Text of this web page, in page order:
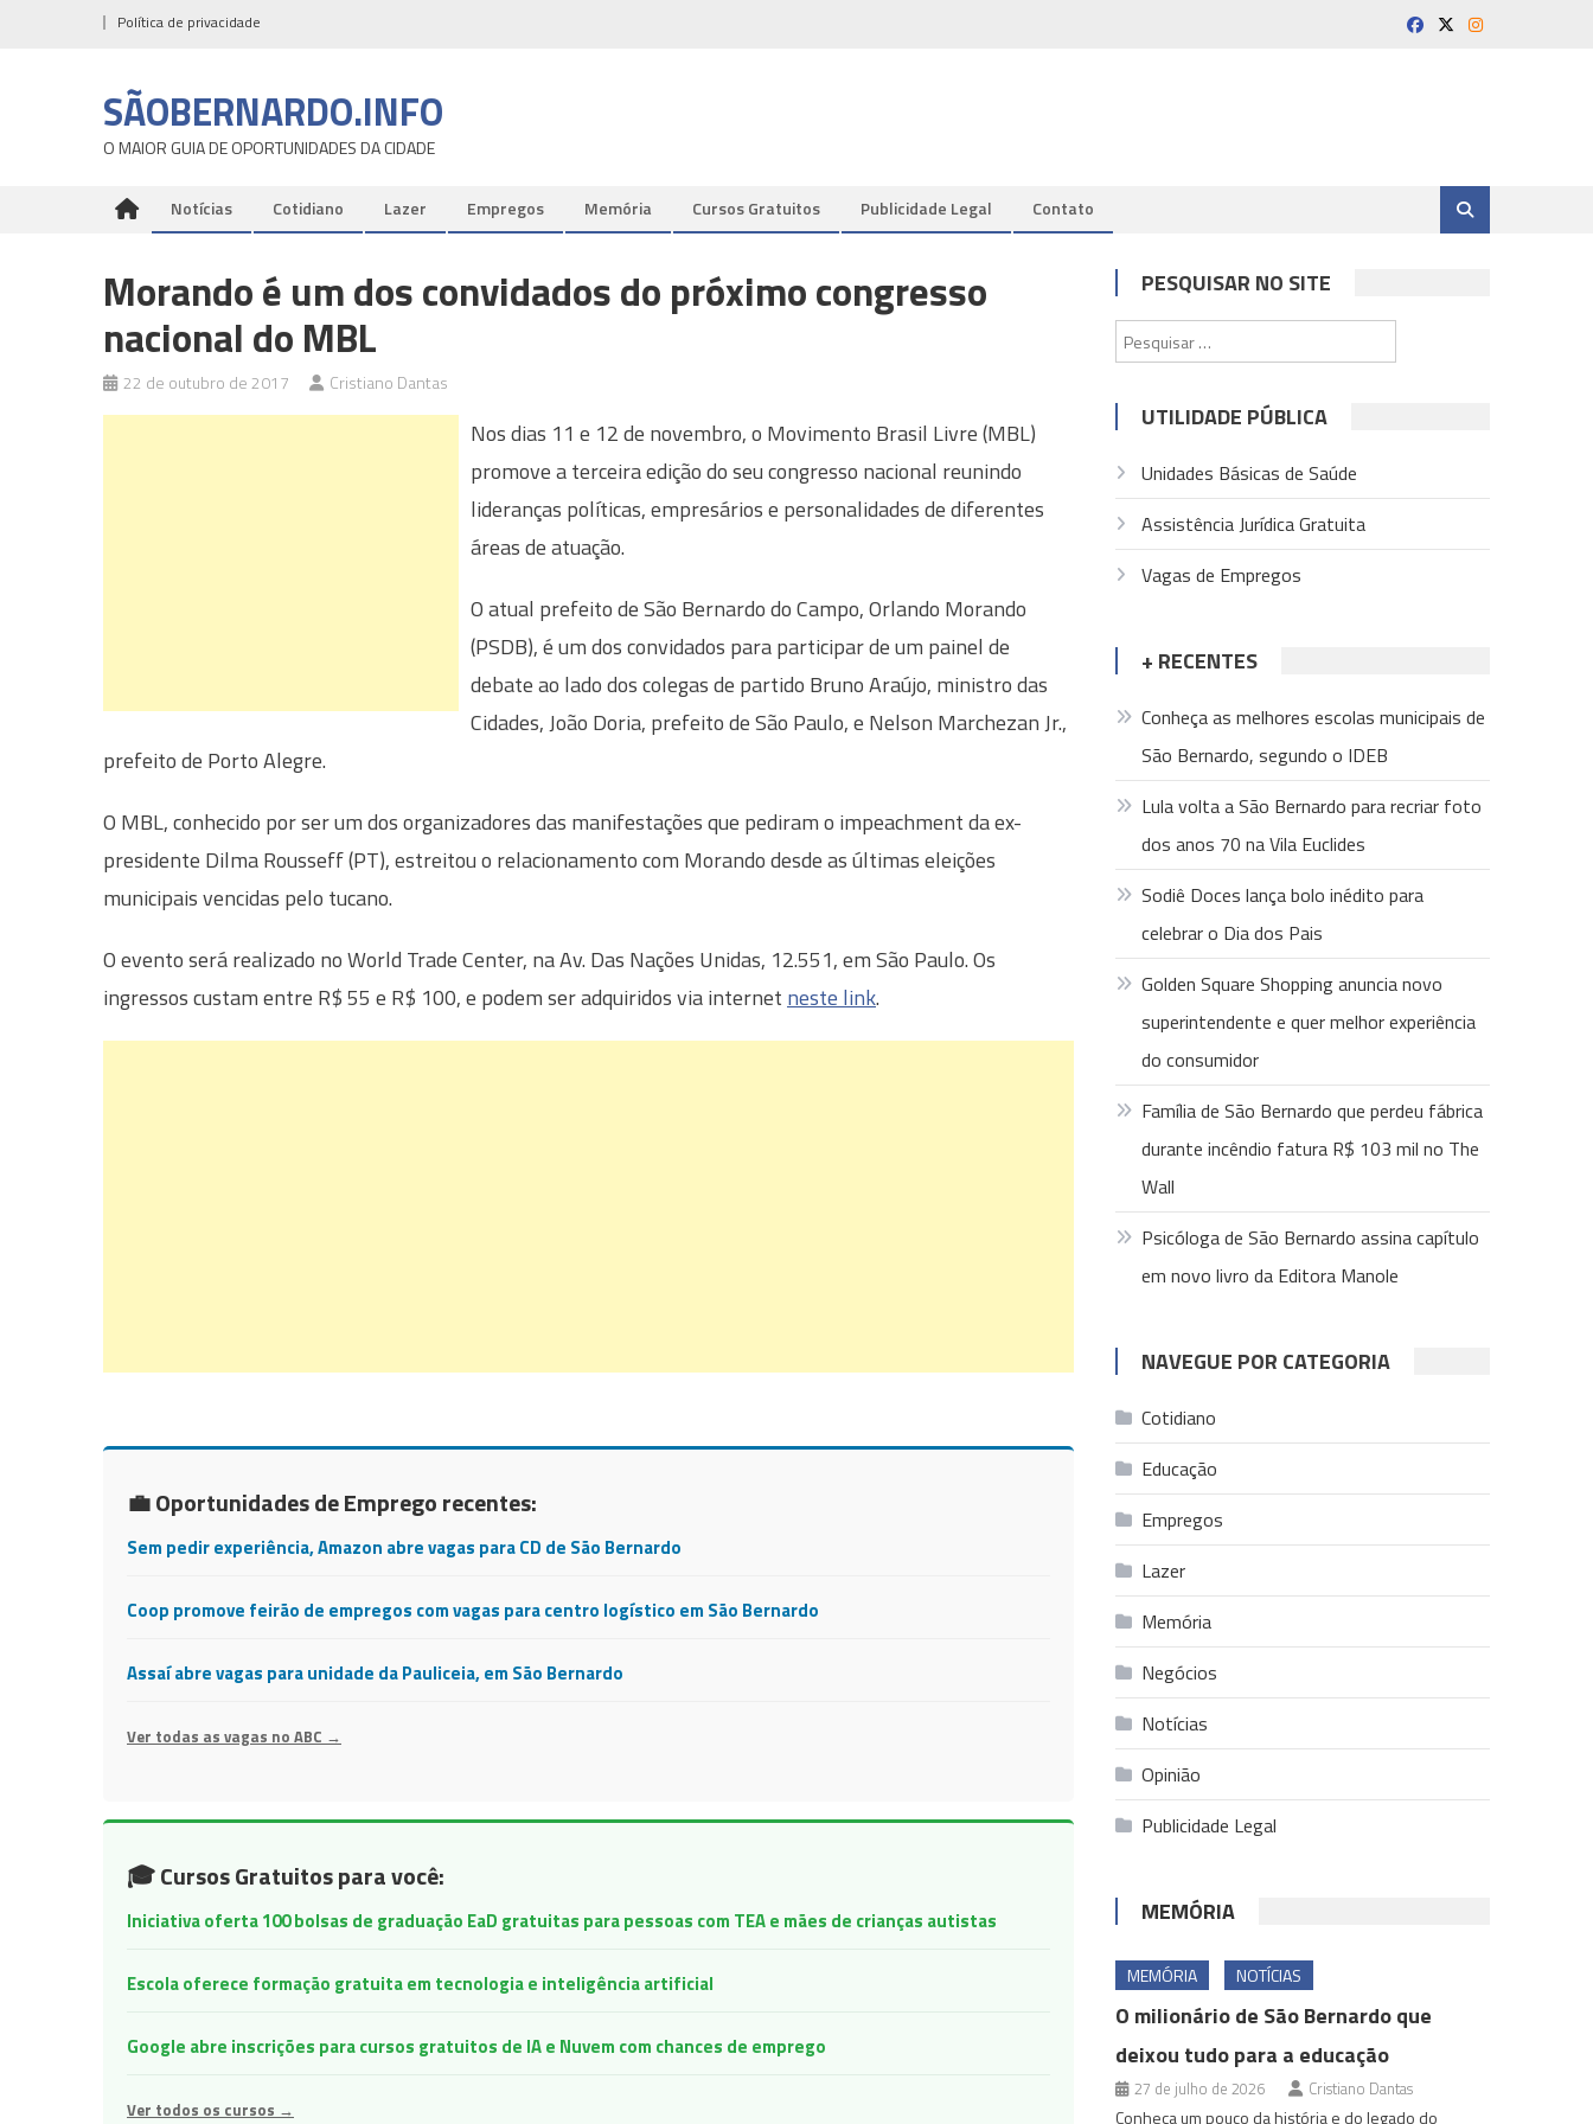
Política de privacidade
SÃOBERNARDO.INFO
O MAIOR GUIA DE OPORTUNIDADES DA CIDADE
Notícias Cotidiano Lazer Empregos Memória Cursos Gratuitos Publicidade Legal Contato
Morando é um dos convidados do próximo congresso
nacional do MBL
22 de outubro de 2017 Cristiano Dantas
Nos dias 11 e 12 de novembro, o Movimento Brasil Livre (MBL)
promove a terceira edição do seu congresso nacional reunindo
lideranças políticas, empresários e personalidades de diferentes
áreas de atuação.
O atual prefeito de São Bernardo do Campo, Orlando Morando
(PSDB), é um dos convidados para participar de um painel de
debate ao lado dos colegas de partido Bruno Araújo, ministro das
Cidades, João Doria, prefeito de São Paulo, e Nelson Marchezan Jr.,
prefeito de Porto Alegre.
O MBL, conhecido por ser um dos organizadores das manifestações que pediram o impeachment da ex-
presidente Dilma Rousseff (PT), estreitou o relacionamento com Morando desde as últimas eleições
municipais vencidas pelo tucano.
O evento será realizado no World Trade Center, na Av. Das Nações Unidas, 12.551, em São Paulo. Os
ingressos custam entre R$ 55 e R$ 100, e podem ser adquiridos via internet neste link.
💼 Oportunidades de Emprego recentes:
Sem pedir experiência, Amazon abre vagas para CD de São Bernardo
Coop promove feirão de empregos com vagas para centro logístico em São Bernardo
Assaí abre vagas para unidade da Pauliceia, em São Bernardo
Ver todas as vagas no ABC →
🎓 Cursos Gratuitos para você:
Iniciativa oferta 100 bolsas de graduação EaD gratuitas para pessoas com TEA e mães de crianças autistas
Escola oferece formação gratuita em tecnologia e inteligência artificial
Google abre inscrições para cursos gratuitos de IA e Nuvem com chances de emprego
Ver todos os cursos →
PESQUISAR NO SITE
por:
UTILIDADE PÚBLICA
Unidades Básicas de Saúde
Assistência Jurídica Gratuita
Vagas de Empregos
+ RECENTES
Conheça as melhores escolas municipais de
São Bernardo, segundo o IDEB
Lula volta a São Bernardo para recriar foto
dos anos 70 na Vila Euclides
Sodiê Doces lança bolo inédito para
celebrar o Dia dos Pais
Golden Square Shopping anuncia novo
superintendente e quer melhor experiência
do consumidor
Família de São Bernardo que perdeu fábrica
durante incêndio fatura R$ 103 mil no The
Wall
Psicóloga de São Bernardo assina capítulo
em novo livro da Editora Manole
NAVEGUE POR CATEGORIA
Cotidiano
Educação
Empregos
Lazer
Memória
Negócios
Notícias
Opinião
Publicidade Legal
MEMÓRIA
MEMÓRIA NOTÍCIAS
O milionário de São Bernardo que
deixou tudo para a educação
27 de julho de 2026 Cristiano Dantas
Conheça um pouco da história e do legado do